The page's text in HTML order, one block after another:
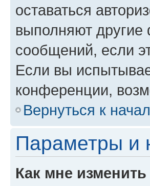
оставаться
выполняют другие
сообщений, если
Если вы
конференции,
Вернуться к
Параметры и
Как мне